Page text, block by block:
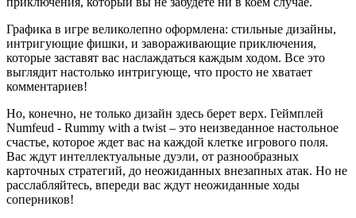
Графика в игре великолепно оформлена: стильные дизайны,
интригующие фишки, и завораживающие приключения,
которые заставят вас наслаждаться каждым ходом. Все это
выглядит настолько интригующе, что просто не хватает
комментариев!
Но, конечно, не только дизайн здесь берет верх. Геймплей
Numfeud - Rummy with a twist – это неизведанное настольное
счастье, которое ждет вас на каждой клетке игрового поля.
Вас ждут интеллектуальные дуэли, от разнообразных
карточных стратегий, до неожиданных внезапных атак. Но не
расслабляйтесь, впереди вас ждут неожиданные ходы
соперников!